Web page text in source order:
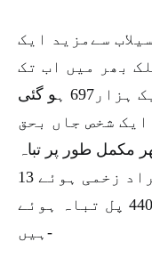
سےمزید ایک
بھر میں اب تک
جاںبحق افراد کی تعداد ایک ہزار697 ہو گئی
ایک شخص جاں بحق
زائدگھر مکمل طور پر تباہ
ہو گئے،اب تک 12 ہزار 867 افراد زخمی ہوئے 13
ہزار کلومیٹر سے زائد سڑکیں ،440 پل تباہ ہوئے
ہیں-